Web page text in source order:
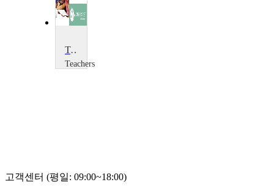
Twenty-First Century Science 2
Teachers
고객센터 (평일: 09:00~18:00)